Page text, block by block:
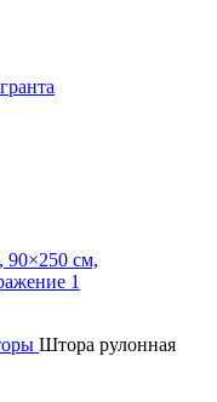
Штора рулонная